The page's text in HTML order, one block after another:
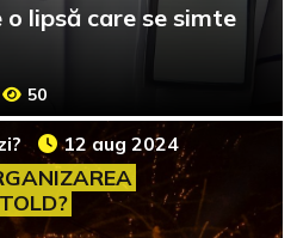
o lipsă care se simte
50
12 aug 2024